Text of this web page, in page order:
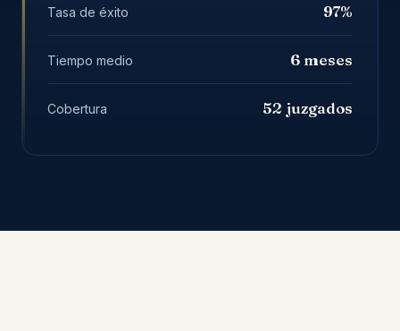
Tasa de éxito 97%
Tiempo medio 6 meses
Cobertura 52 juzgados